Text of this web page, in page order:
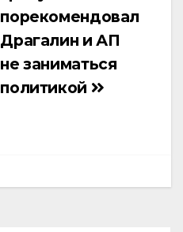
порекомендовал
Драгалин и АП
не заниматься
политикой